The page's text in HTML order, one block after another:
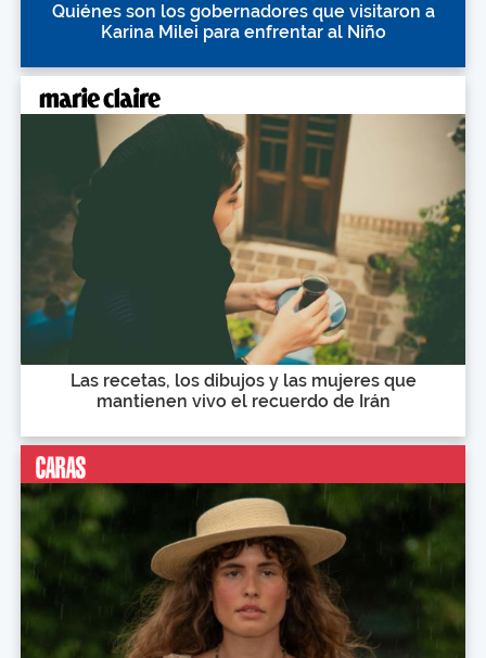
Quiénes son los gobernadores que visitaron a
Karina Milei para enfrentar al Niño
Las recetas, los dibujos y las mujeres que
mantienen vivo el recuerdo de Irán